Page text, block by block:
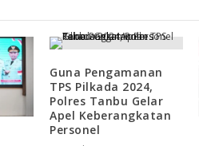
Guna Pengamanan
TPS Pilkada 2024,
Polres Tanbu Gelar
Apel Keberangkatan
Personel